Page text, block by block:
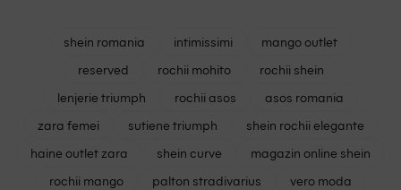
shein romania intimissimi
mango outlet
reserved
rochii mohito
rochii shein
lenjerie triumph
rochii asos
asos romania
zara femei
sutiene triumph
shein rochii elegante
haine outlet zara
shein curve
magazin online shein
rochii mango
palton stradivarius
vero moda